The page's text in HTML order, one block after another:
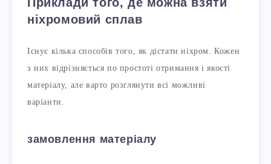
ніхромовий сплав
Існує кілька способів того, як дістати ніхром. Кожен
з них відрізняється по простоті отримання і якості
матеріалу, але варто розглянути всі можливі
варіанти.
замовлення матеріалу